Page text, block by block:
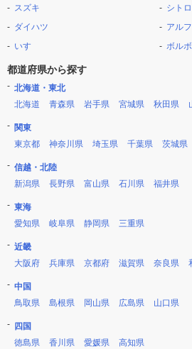
スズキ
ダイハツ
いすゞ
シト
アル
ボルボ
都道府県から探す
北海道・東北
北海道
青森県 岩手県 宮城県 秋田県
関東
東京都
神奈川県 埼玉県 千葉県 茨城県
信越・北陸
新潟県
長野県 富山県 石川県 福井県
東海
愛知県
岐阜県 静岡県 三重県
近畿
大阪府
兵庫県 京都府 滋賀県 奈良県
中国
鳥取県
島根県 岡山県 広島県 山口県
四国
徳島県
香川県 愛媛県 高知県